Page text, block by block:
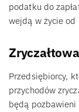
podatku do
wejdą w życie
Przedsiębiorcy,
przychodów
będą